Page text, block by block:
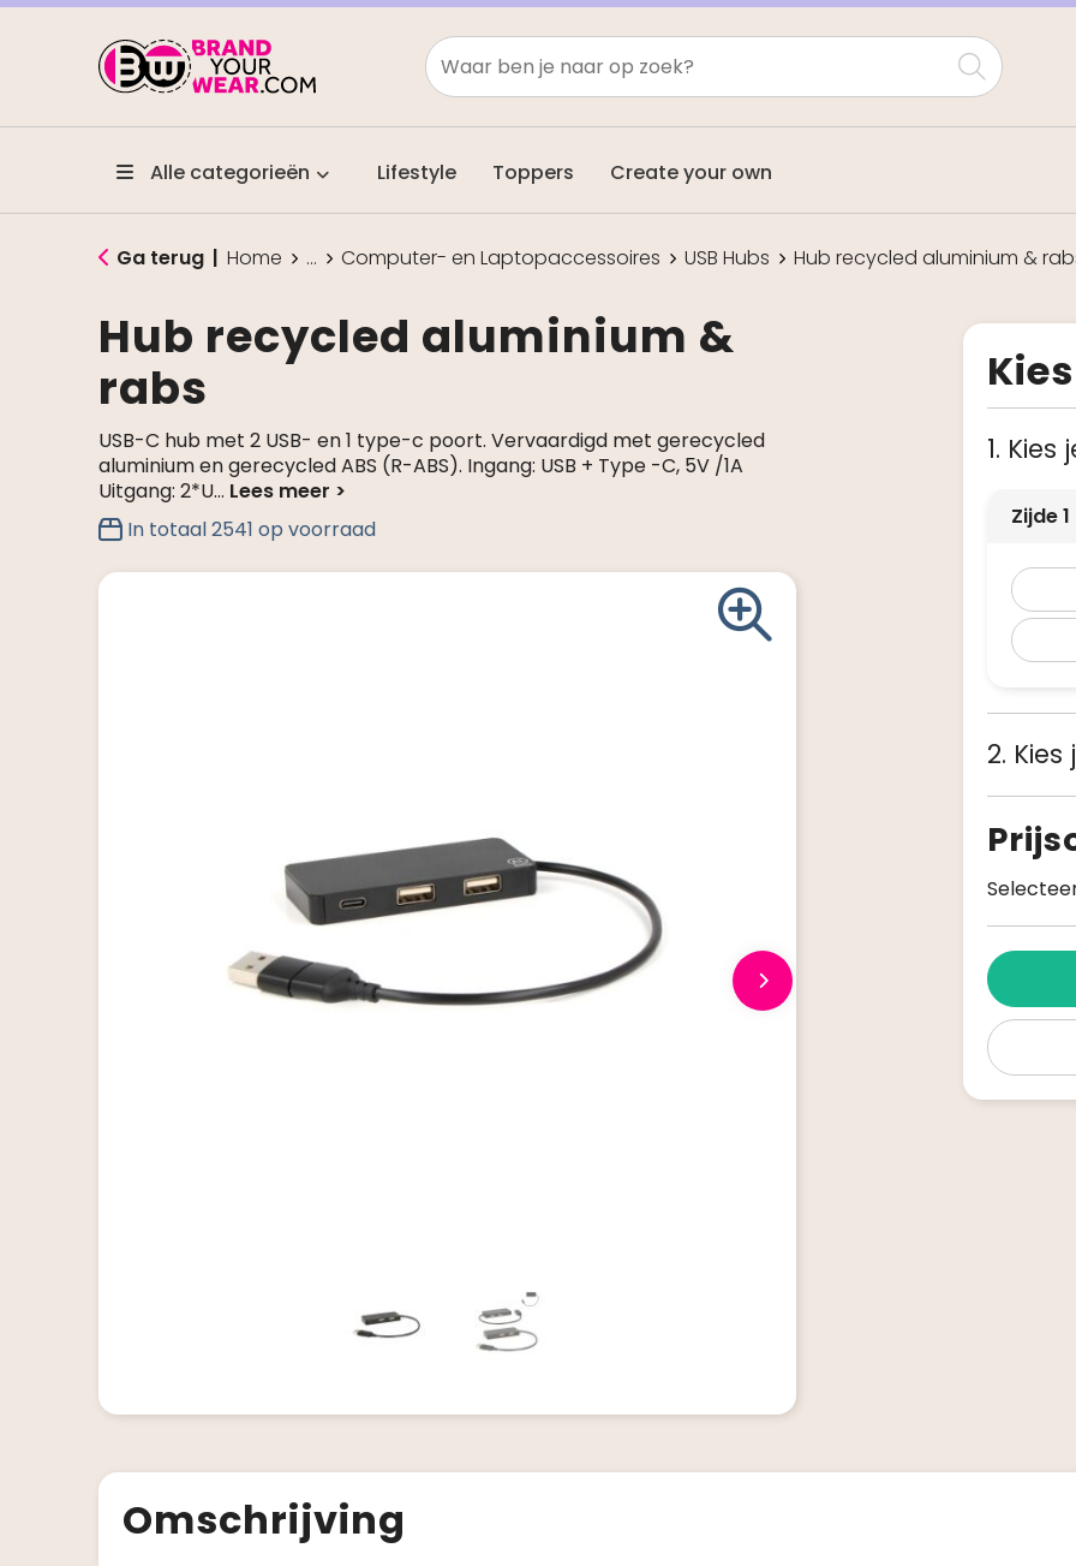
Alle categorieën Lifestyle Toppers Create your own
Ga terug | Home ... Computer- en Laptopaccessoires USB Hubs Hub recycled aluminium &
Hub recycled aluminium &
rabs
USB-C hub met 2 USB- en 1 type-c poort. Vervaardigd met gerecycled
aluminium en gerecycled ABS (R-ABS). Ingang: USB + Type -C, 5V /1A
Uitgang: 2*U...
In totaal2541 op voorraad
1.
Zijde
2.
Omschrijving